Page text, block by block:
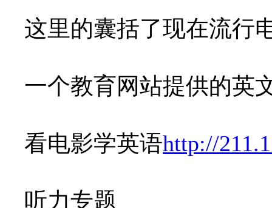
这里的囊括了现在流行
一个教育网站提供的英
看电影学英语http://
听力专题